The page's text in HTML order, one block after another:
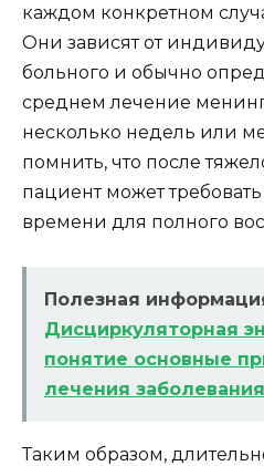
каждом конкретном
Они зависят от
больного и обычно
среднем лечение
несколько недель или
помнить, что после
пациент может
времени для полного
Полезная
Дисциркуляторная
понятие основные
лечения заболевания
Таким образом,